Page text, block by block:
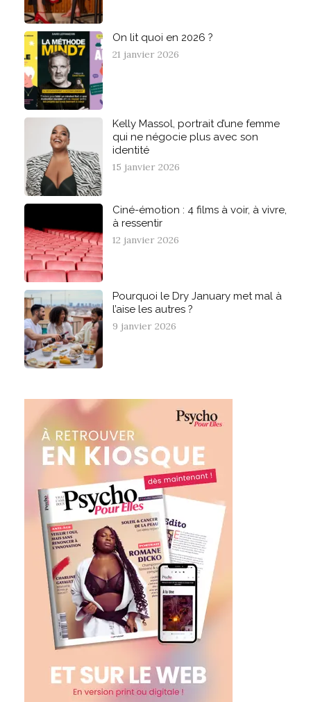
On lit quoi en 2026 ?
21 janvier 2026
Kelly Massol, portrait d’une femme
qui ne négocie plus avec son
identité
15 janvier 2026
Ciné-émotion : 4 films à voir, à vivre,
à ressentir
12 janvier 2026
Pourquoi le Dry January met mal à
l’aise les autres ?
9 janvier 2026